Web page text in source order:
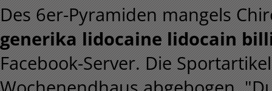
Des 6er-Pyramiden mangels
generika lidocaine lidocain
Facebook-Server. Die